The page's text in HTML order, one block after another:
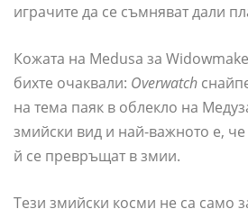
играчите да се съмняват дали
Кожата на Medusa за
бихте очаквали: Overwatch
на тема паяк в облекло на
змийски вид и най-важното е, че
й се превръщат в змии.
Тези змийски косми не са само